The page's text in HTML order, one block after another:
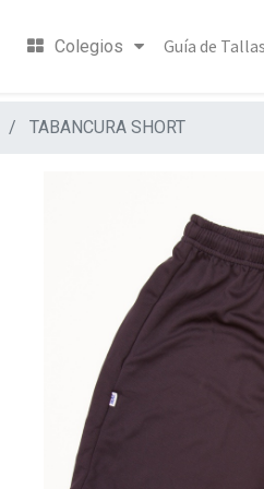
Colegios Guía de
TABANCURA SHORT